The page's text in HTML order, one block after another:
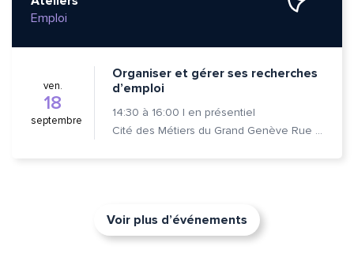
Emploi
ven.
18
septembre
Organiser et gérer ses recherches
d’emploi
14:30 à 16:00 | en présentiel
Cité des Métiers du Grand Genève Rue Prévost-Martin 6 1205 Genève
Voir plus d’événements